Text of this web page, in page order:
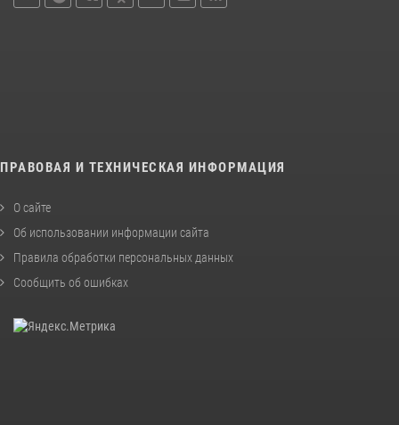
ПРАВОВАЯ И ТЕХНИЧЕСКАЯ ИНФОРМАЦИЯ
О сайте
Об использовании информации сайта
Правила обработки персональных данных
Сообщить об ошибках